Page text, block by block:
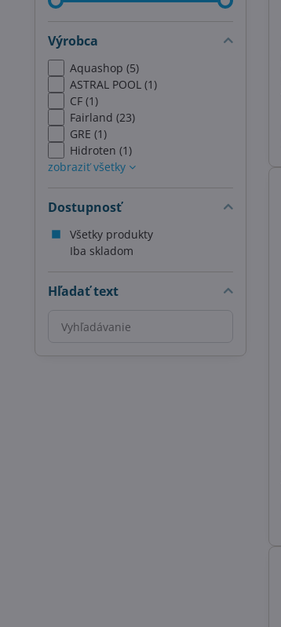
Výrobca
Aquashop (5)
ASTRAL POOL (1)
CF (1)
Fairland (23)
GRE (1)
Hidroten (1)
zobraziť všetky
Dostupnosť
Všetky produkty
Iba skladom
Hľadať text
Prehľadať
výsledky
filtra